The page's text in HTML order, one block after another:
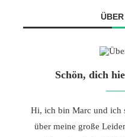
Schön, dich
Hi, ich bin Marc und ich
über meine große